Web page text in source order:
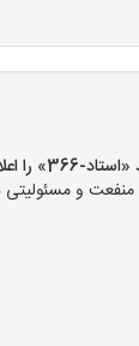
کنید»
و مسئولیتی